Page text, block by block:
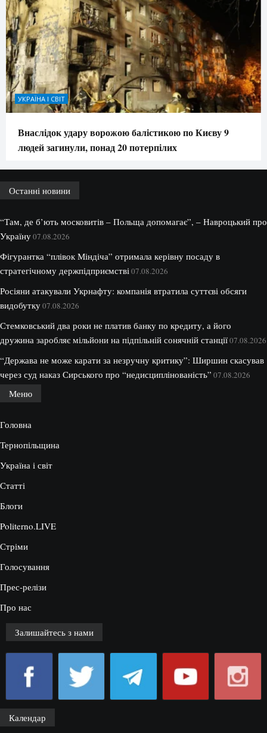
УКРАЇНА І СВІТ
Внаслідок удару ворожою балістикою по Києву 9
людей загинули, понад 20 потерпілих
Останні новини
“Там, де б’ють московитів – Польща допомагає”, – Навроцький про
Україну07.08.2026
Фігурантка “плівок Міндіча” отримала керівну посаду в
стратегічному держпідприємстві07.08.2026
Росіяни атакували Укрнафту: компанія втратила суттєві обсяги
видобутку07.08.2026
Стемковський два роки не платив банку по кредиту, а його
дружина заробляє мільйони на підпільній сонячній станції07.08.2026
“Держава не може карати за незручну критику”: Ширшин скасував
через суд наказ Сирського про “недисциплінованість” 07.08.2026
Меню
Головна
Тернопільщина
Україна і світ
Статті
Блоги
Politerno.LIVE
Стріми
Голосування
Прес-релізи
Про нас
Залишайтесь з нами
Календар